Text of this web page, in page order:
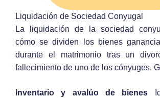
Liquidación de Sociedad Conyugal
La liquidación de la sociedad
cómo se dividen los bienes
durante el matrimonio tras un
fallecimiento de uno de los cónyuges.
Inventario y avalúo de bienes